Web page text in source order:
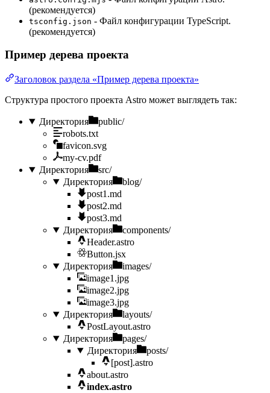
(рекомендуется)
tsconfig.json - Файл конфигурации TypeScript.
(рекомендуется)
Пример дерева проекта
Заголовок раздела «Пример дерева проекта»
Структура простого проекта Astro может выглядеть так:
Директория
public/
robots.txt
favicon.svg
my-cv.pdf
Директория
src/
Директория
blog/
post1.md
post2.md
post3.md
Директория
components/
Header.astro
Button.jsx
Директория
images/
image1.jpg
image2.jpg
image3.jpg
Директория
layouts/
PostLayout.astro
Директория
pages/
Директория
posts/
[post].astro
about.astro
index.astro